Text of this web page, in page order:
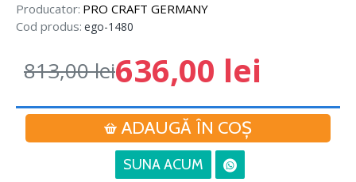
Producator: PRO CRAFT GERMANY
Cod produs: ego-1480
636,00 lei
813,00 lei
ADAUGĂ ÎN COŞ
SUNA ACUM